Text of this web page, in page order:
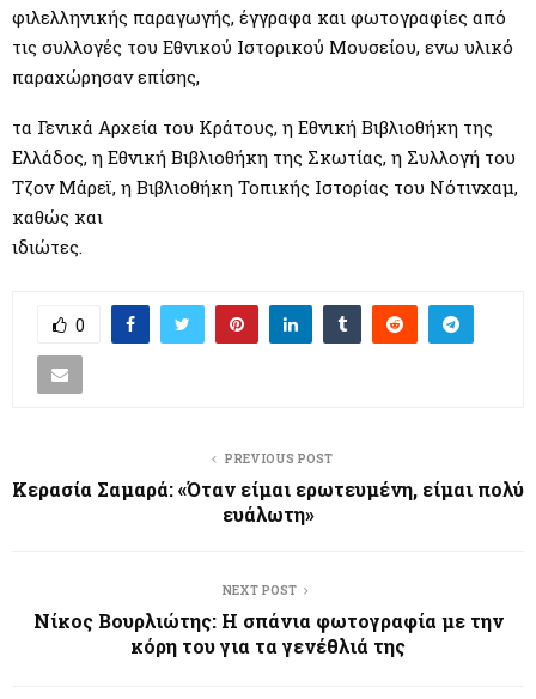
φιλελληνικής παραγωγής, έγγραφα και φωτογραφίες από
τις συλλογές του Εθνικού Ιστορικού Μουσείου, ενω υλικό
παραχώρησαν επίσης,
τα Γενικά Αρχεία του Κράτους, η Εθνική Βιβλιοθήκη της
Ελλάδος, η Εθνική Βιβλιοθήκη της Σκωτίας, η Συλλογή του
Τζον Μάρεϊ, η Βιβλιοθήκη Τοπικής Ιστορίας του Νότινχαμ,
καθώς και
ιδιώτες.
0
PREVIOUS POST
Κερασία Σαμαρά: «Όταν είμαι ερωτευμένη, είμαι πολύ
ευάλωτη»
NEXT POST
Νίκος Βουρλιώτης: Η σπάνια φωτογραφία με την
κόρη του για τα γενέθλιά της